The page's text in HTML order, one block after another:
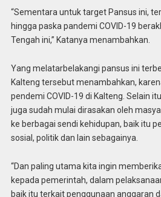
“Sementara untuk target Pansus ini,
hingga paska pandemi COVID-19
Tengah ini,” Katanya menambahkan.
Yang melatarbelakangi pansus ini
Kalteng tersebut menambahkan,
pendemi COVID-19 di Kalteng. Selain
juga sudah mulai dirasakan oleh
ke berbagai sendi kehidupan, baik itu
sosial, politik dan lain sebagainya.
“Dan paling utama kita ingin
kepada pemerintah, dalam
baik itu terkait penggunaan anggaran